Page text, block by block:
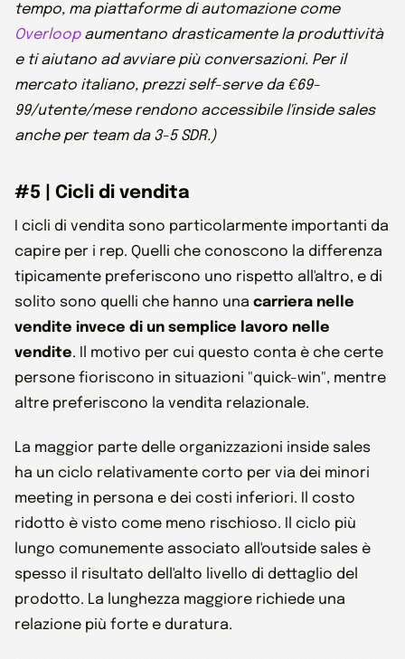
tempo, ma piattaforme di automazione come
Overloopaumentano drasticamente la produttività
e ti aiutano ad avviare più conversazioni. Per il
mercato italiano, prezzi self-serve da €69-
99/utente/mese rendono accessibile l'inside sales
anche per team da 3-5 SDR.)
#5 | Cicli di vendita
I cicli di vendita sono particolarmente importanti da
capire per i rep. Quelli che conoscono la differenza
tipicamente preferiscono uno rispetto all'altro, e di
solito sono quelli che hanno una carriera nelle
vendite invece di un semplice lavoro nelle
vendite. Il motivo per cui questo conta è che certe
persone fioriscono in situazioni "quick-win", mentre
altre preferiscono la vendita relazionale.
La maggior parte delle organizzazioni inside sales
ha un ciclo relativamente corto per via dei minori
meeting in persona e dei costi inferiori. Il costo
ridotto è visto come meno rischioso. Il ciclo più
lungo comunemente associato all'outside sales è
spesso il risultato dell'alto livello di dettaglio del
prodotto. La lunghezza maggiore richiede una
relazione più forte e duratura.